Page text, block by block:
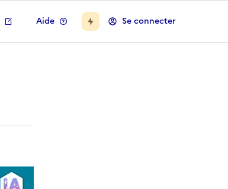
Aide Se connecter